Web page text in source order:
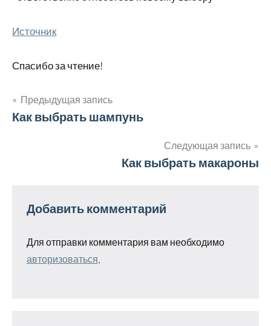
Источник
Спасибо за чтение!
Навигация
Предыдущая запись
Как выбрать шампунь
Следующая запись
Как выбрать макароны
Добавить комментарий
Для отправки комментария вам необходимо
авторизоваться